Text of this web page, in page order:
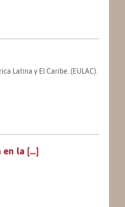
Latina y El Caribe. (EULAC).
la [...]